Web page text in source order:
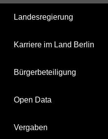
Landesregierung
Karriere im Land Berlin
Bürgerbeteiligung
Open Data
Vergaben